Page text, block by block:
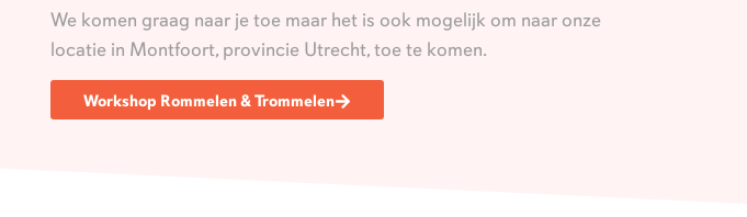
We komen graag naar je toe maar het is ook mogelijk om naar onze
locatie in Montfoort, provincie Utrecht,toe te komen.
Workshop Rommelen & Trommelen